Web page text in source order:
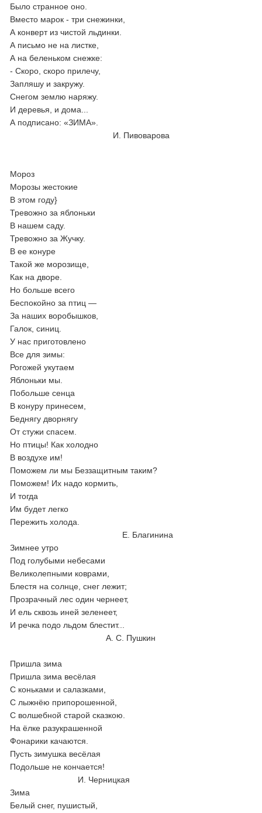
Было странное оно.
Вместо марок - три снежинки,
А конверт из чистой льдинки.
А письмо не на листке,
А на беленьком снежке:
- Скоро, скоро прилечу,
Запляшу и закружу.
Снегом землю наряжу.
И деревья, и дома...
А подписано: «ЗИМА».
И. Пивоварова
Мороз
Морозы жестокие
В этом году}
Тревожно за яблоньки
В нашем саду.
Тревожно за Жучку.
В ее конуре
Такой же морозище,
Как на дворе.
Но больше всего
Беспокойно за птиц —
За наших воробышков,
Галок, синиц.
У нас приготовлено
Все для зимы:
Рогожей укутаем
Яблоньки мы.
Побольше сенца
В конуру принесем,
Беднягу дворнягу
От стужи спасем.
Но птицы! Как холодно
В воздухе им!
Поможем ли мы Беззащитным таким?
Поможем! Их надо кормить,
И тогда
Им будет легко
Пережить холода.
Е. Благинина
Зимнее утро
Под голубыми небесами
Великолепными коврами,
Блестя на солнце, снег лежит;
Прозрачный лес один чернеет,
И ель сквозь иней зеленеет,
И речка подо льдом блестит...
А. С. Пушкин
Пришла зима
Пришла зима весёлая
С коньками и салазками,
С лыжнёю припорошенной,
С волшебной старой сказкою.
На ёлке разукрашенной
Фонарики качаются.
Пусть зимушка весёлая
Подольше не кончается!
И. Черницкая
Зима
Белый снег, пушистый,